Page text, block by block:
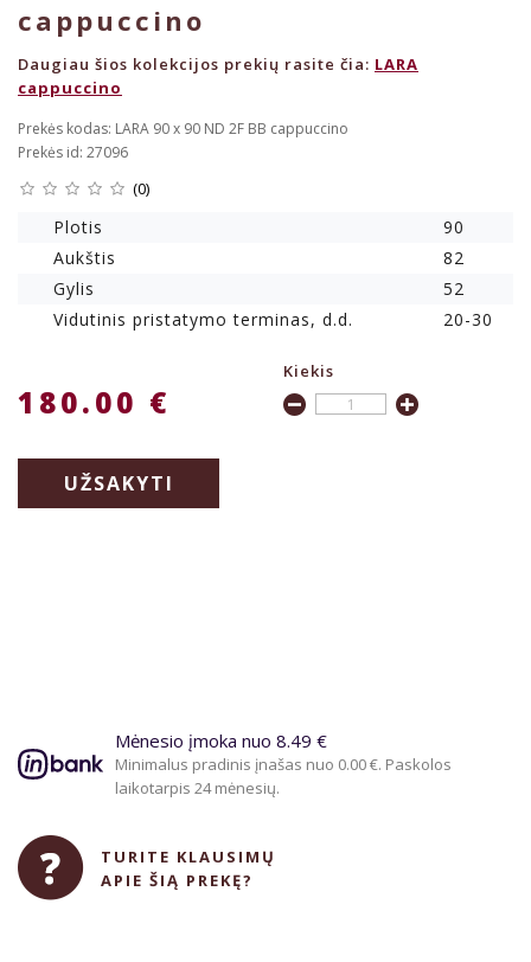
cappuccino
Daugiau šios kolekcijos prekių rasite čia: LARA
cappuccino
Prekės kodas: LARA 90 x 90 ND 2F BB cappuccino
Prekės id: 27096
(0)
Plotis
90
Aukštis
82
Gylis
52
Vidutinis pristatymo terminas, d.d.
20-30
180.00 €
Kiekis
UŽSAKYTI
Mėnesio įmoka nuo 8.49 €
Minimalus pradinis įnašas nuo 0.00 €. Paskolos
laikotarpis 24 mėnesių.
TURITE KLAUSIMŲ
APIE ŠIĄ PREKĘ?